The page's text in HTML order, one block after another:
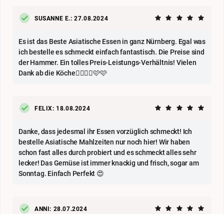
SUSANNE E.: 27.08.2024
Es ist das Beste Asiatische Essen in ganz Nürnberg. Egal was
ich bestelle es schmeckt einfach fantastisch. Die Preise sind
der Hammer. Ein tolles Preis-Leistungs-Verhältnis! Vielen
Dank ab die Köche👍🏼👍🏼🩷🩷
FELIX: 18.08.2024
Danke, dass jedesmal ihr Essen vorzüglich schmeckt! Ich
bestelle Asiatische Mahlzeiten nur noch hier! Wir haben
schon fast alles durch probiert und es schmeckt alles sehr
lecker! Das Gemüse ist immer knackig und frisch, sogar am
Sonntag. Einfach Perfekt 😍
ANNI: 28.07.2024